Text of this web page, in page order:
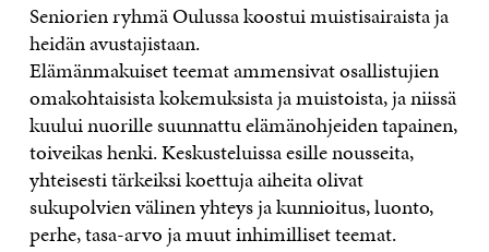
Seniorien ryhmä Oulussa koostui muistisairaista ja
heidän avustajistaan.
Elämänmakuiset teemat ammensivat osallistujien
omakohtaisista kokemuksista ja muistoista, ja niissä
kuului nuorille suunnattu elämänohjeiden tapainen,
toiveikas henki. Keskusteluissa esille nousseita,
yhteisesti tärkeiksi koettuja aiheita olivat
sukupolvien välinen yhteys ja kunnioitus, luonto,
perhe, tasa-arvo ja muut inhimilliset teemat.